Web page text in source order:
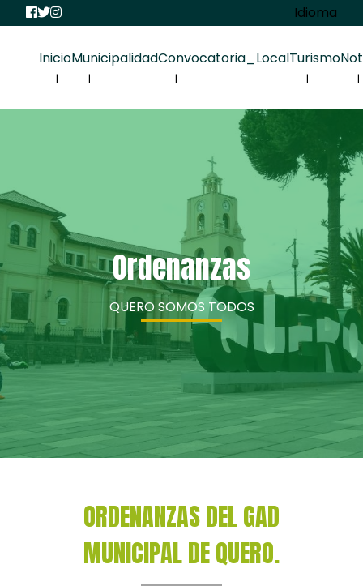
Idioma
InicioMunicipalidadConvocatoria_LocalTurismo
Ordenanzas
QUERO SOMOS TODOS
ORDENANZAS DEL GAD
MUNICIPAL DE QUERO.